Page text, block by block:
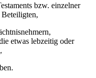
bzw. einzelner
etwas lebzeitig oder